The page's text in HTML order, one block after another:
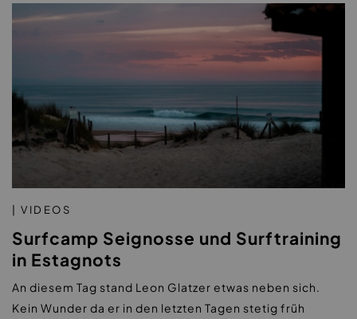
| VIDEOS
Surfcamp Seignosse und Surftraining
in Estagnots
An diesem Tag stand Leon Glatzer etwas neben sich.
Kein Wunder da er in den letzten Tagen stetig früh